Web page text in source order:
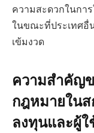
ความสะดวกในกา
ในขณะที่ประเทศอื่
เข้มงวด
ความสำคัญ
กฎหมายใน
ลงทุนและผู้ใ